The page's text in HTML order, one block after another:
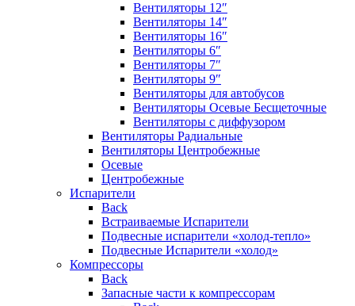
Вентиляторы 12″
Вентиляторы 14″
Вентиляторы 16″
Вентиляторы 6″
Вентиляторы 7″
Вентиляторы 9″
Вентиляторы для автобусов
Вентиляторы Осевые Бесщеточные
Вентиляторы с диффузором
Вентиляторы Радиальные
Вентиляторы Центробежные
Осевые
Центробежные
Испарители
Back
Встраиваемые Испарители
Подвесные испарители «холод-тепло»
Подвесные Испарители «холод»
Компрессоры
Back
Запасные части к компрессорам